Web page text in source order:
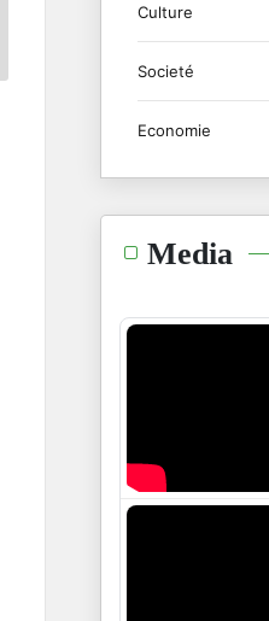
Culture
Societé
Economie
Media